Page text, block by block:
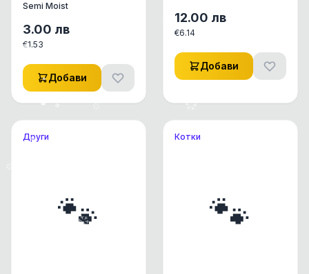
Semi Moist
3.00 лв
€1.53
Добави
12.00 лв
€6.14
Добави
Други
🐾
Котки
🐾